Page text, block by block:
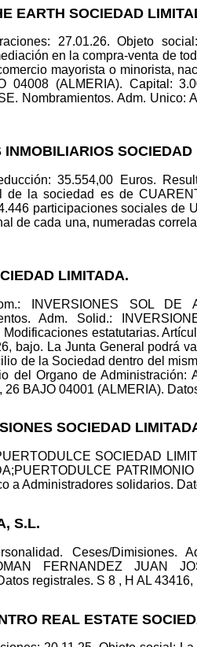
EARTH SOCIEDAD
27.01.26. Objeto
en la compra-venta de
mayorista o minorista,
04008 (ALMERIA). Capital:
Nombramientos. Adm. Unico:
SOCIEDAD
35.554,00 Euros.
la sociedad es de
participaciones sociales
de cada una, numeradas
LIMITADA.
INVERSIONES SOL DE
Adm. Solid.:
Modificaciones estatutarias.
bajo. La Junta General podrá
de la Sociedad dentro del
del Organo de Administración:
BAJO 04001 (ALMERIA).
SOCIEDAD
SOCIEDAD
a Administradores solidarios.
S.L.
Ceses/Dimisiones.
FERNANDEZ JUAN
registrales. S 8 , H AL 43416,
REAL ESTATE